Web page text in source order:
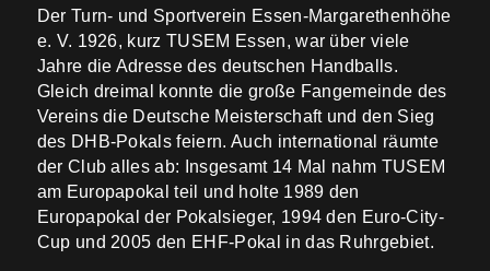
Der Turn- und Sportverein Essen-Margarethenhöhe
e. V. 1926, kurz TUSEM Essen, war über viele
Jahre die Adresse des deutschen Handballs.
Gleich dreimal konnte die große Fangemeinde des
Vereins die Deutsche Meisterschaft und den Sieg
des DHB-Pokals feiern. Auch international räumte
der Club alles ab: Insgesamt 14 Mal nahm TUSEM
am Europapokal teil und holte 1989 den
Europapokal der Pokalsieger, 1994 den Euro-City-
Cup und 2005 den EHF-Pokal in das Ruhrgebiet.